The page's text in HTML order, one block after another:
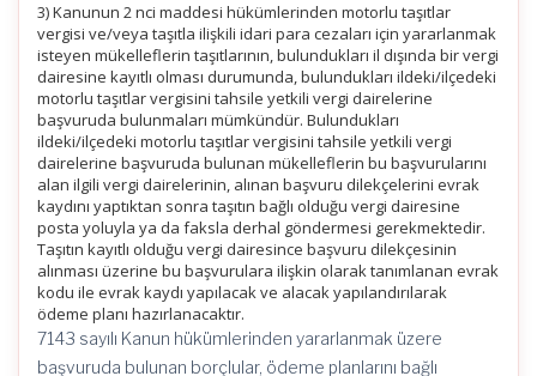
3) Kanunun 2 nci maddesi hükümlerinden motorlu taşıtlar
vergisi ve/veya taşıtla ilişkili idari para cezaları için yararlanmak
isteyen mükelleflerin taşıtlarının, bulundukları il dışında bir vergi
dairesine kayıtlı olması durumunda, bulundukları ildeki/ilçedeki
motorlu taşıtlar vergisini tahsile yetkili vergi dairelerine
başvuruda bulunmaları mümkündür. Bulundukları
ildeki/ilçedeki motorlu taşıtlar vergisini tahsile yetkili vergi
dairelerine başvuruda bulunan mükelleflerin bu başvurularını
alan ilgili vergi dairelerinin, alınan başvuru dilekçelerini evrak
kaydını yaptıktan sonra taşıtın bağlı olduğu vergi dairesine
posta yoluyla ya da faksla derhal göndermesi gerekmektedir.
Taşıtın kayıtlı olduğu vergi dairesince başvuru dilekçesinin
alınması üzerine bu başvurulara ilişkin olarak tanımlanan evrak
kodu ile evrak kaydı yapılacak ve alacak yapılandırılarak
ödeme planı hazırlanacaktır.
7143 sayılı Kanun hükümlerinden yararlanmak üzere
başvuruda bulunan borçlular, ödeme planlarını bağlı